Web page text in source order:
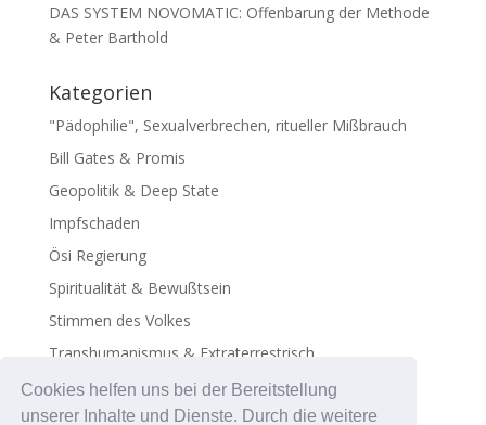
Cookies helfen uns bei der Bereitstellung
unserer Inhalte und Dienste. Durch die weitere
DAS SYSTEM NOVOMATIC: Offenbarung der Methode
& Peter Barthold
Kategorien
"Pädophilie", Sexualverbrechen, ritueller Mißbrauch
Bill Gates & Promis
Geopolitik & Deep State
Impfschaden
Ösi Regierung
Spiritualität & Bewußtsein
Stimmen des Volkes
Transhumanismus & Extraterrestrisch
Virus - Exosomen